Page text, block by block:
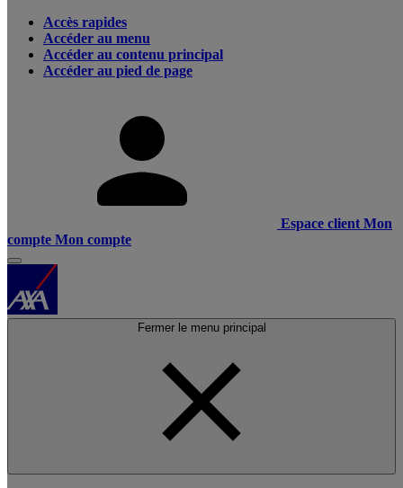
Accès rapides
Accéder au menu
Accéder au contenu principal
Accéder au pied de page
Espace client Mon
compte Mon compte
Fermer le menu principal